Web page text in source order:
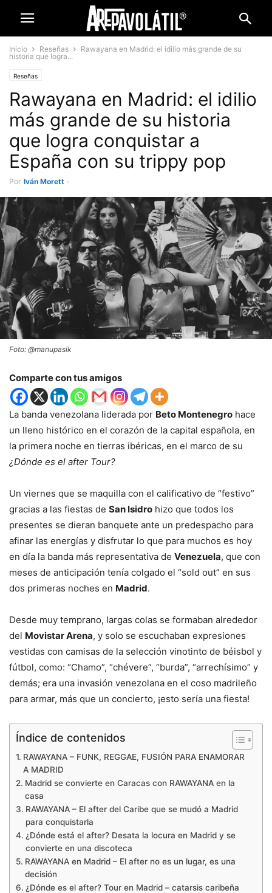
Inicio Reseñas
Rawayana en Madrid: el idilio más grande de su
historia que logra...
Reseñas
Rawayana en Madrid: el idilio
más grande de su historia
que logra conquistar a
España con su trippy pop
Por Iván Morett -
Foto: @manupasik
Comparte con tus amigos
La banda venezolana liderada por Beto Montenegro hace
un lleno histórico en el corazón de la capital española, en
la primera noche en tierras ibéricas, en el marco de su
¿Dónde es el after Tour?
Un viernes que se maquilla con el calificativo de “festivo”
gracias a las fiestas de San Isidro hizo que todos los
presentes se dieran banquete ante un predespacho para
afinar las energías y disfrutar lo que para muchos es hoy
en día la banda más representativa de Venezuela, que con
meses de anticipación tenía colgado el “sold out” en sus
dos primeras noches en Madrid.
Desde muy temprano, largas colas se formaban alrededor
del Movistar Arena, y solo se escuchaban expresiones
vestidas con camisas de la selección vinotinto de béisbol y
fútbol, como: “Chamo”, “chévere”, “burda”, “arrechísimo” y
demás; era una invasión venezolana en el coso madrileño
para armar, más que un concierto, ¡esto sería una fiesta!
Índice de contenidos
RAWAYANA – FUNK, REGGAE, FUSIÓN PARA ENAMORAR
A MADRID
Madrid se convierte en Caracas con RAWAYANA en la
casa
RAWAYANA – El after del Caribe que se mudó a Madrid
para conquistarla
¿Dónde está el after? Desata la locura en Madrid y se
convierte en una discoteca
RAWAYANA en Madrid – El after no es un lugar, es una
decisión
¿Dónde es el after? Tour en Madrid – catarsis caribeña